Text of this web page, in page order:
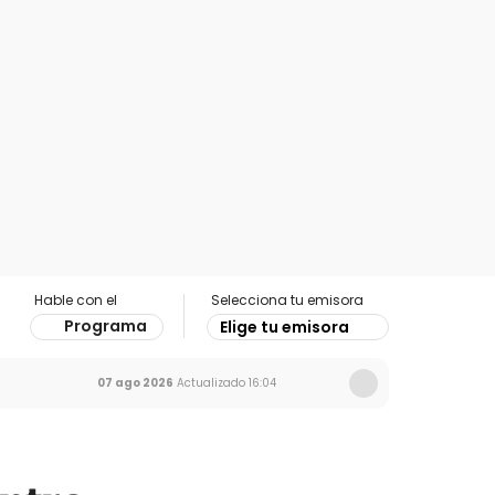
Hable con el
Programa
Selecciona tu emisora
Elige tu emisora
07 ago 2026 Actualizado 16:04